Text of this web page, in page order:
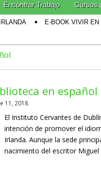
Encontrar Trabajo Cursos
E-BOOK VIVIR EN
en
11, 2018
El Instituto Cervantes de
intención de promover el
Irlanda. Aunque la sede
nacimiento del escritor